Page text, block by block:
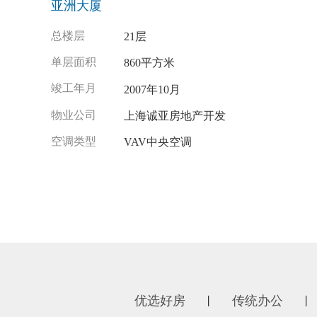
亚洲大厦
总楼层 21层
单层面积 860平方米
竣工年月 2007年10月
物业公司 上海诚亚房地产开发
空调类型 VAV中央空调
优选好房 传统办公